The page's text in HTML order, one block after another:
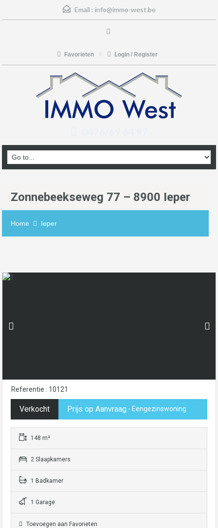
Email : info@immo-west.be
Favorieten Login / Register
Zonnebeekseweg 77 – 8900 Ieper
Home Ieper
Referentie : 10121
Verkocht Prijs op Aanvraag - Eengezinswoning
148 m²
2 Slaapkamers
1 Badkamer
1 Garage
Toevoegen aan Favorieten